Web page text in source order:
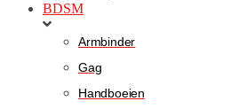
BDSM
Armbinder
Gag
Handboeien